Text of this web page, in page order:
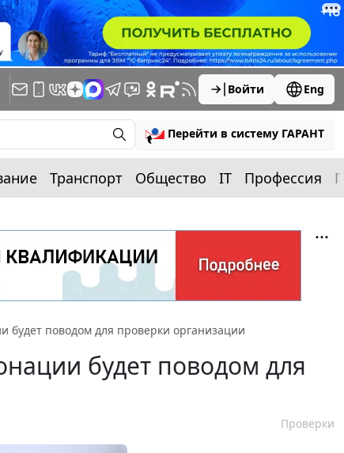
Войти Eng
Перейти в систему ГАРАНТ
Транспорт Общество IT Профессия
поводом для проверки организации
будет поводом для
Проверки